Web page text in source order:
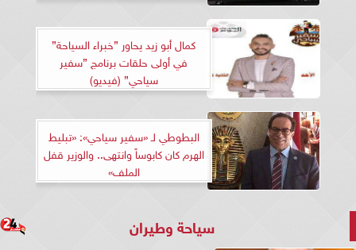
كمال أبو زيد يحاور ”خبراء السياحة”
في أولى حلقات برنامج ”سفير
سياحي” (فيديو)
البطوطي لـ «سفير سياحي»: «تبليط
الهرم كان كابوساً وانتهى.. والوزير قفل
الملف»
سياحة وطيران